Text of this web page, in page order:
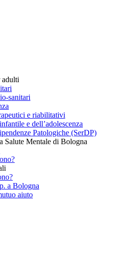
adulti
sanitari
e riabilitativi
e dell’adolescenza
Patologiche (SerDP)
Salute Mentale di Bologna
a Bologna
aiuto